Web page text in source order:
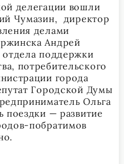
делегации вошли
Чумазин, директор
делами
Андрей
отдела поддержки
потребительского
города
Городской Думы
Ольга
поездки — развитие
побратимов